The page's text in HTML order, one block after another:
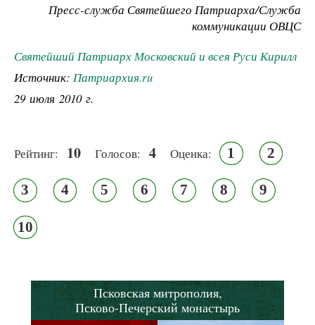
Пресс-служба Святейшего Патриарха/Служба
коммуникации ОВЦС
Святейший Патриарх Московский и всея Руси Кирилл
Источник: Патриархия.ru
29 июля 2010 г.
Рейтинг: 10 Голосов: 4 Оценка: 1 2
3 4 5 6 7 8 9
10
Псковская митрополия,
Псково-Печерский монастырь